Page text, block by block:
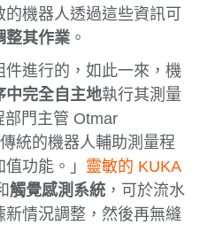
機器人透過這些資訊可
整其作業 。
件進行的，如此一來，機
中完全自主地執行其測量
部門主管 Otmar
統的機器人輔助測量程
功能。」 靈敏的 KUKA
觸覺感測系統 ，可於流水
情況調整，然後再無縫